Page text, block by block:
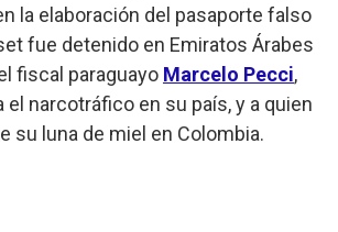
la elaboración del pasaporte falso
fue detenido en Emiratos Árabes
fiscal paraguayo Marcelo Pecci,
el narcotráfico en su país, y a quien
su luna de miel en Colombia.